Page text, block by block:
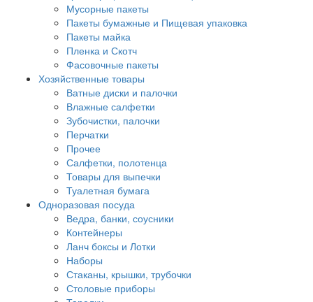
Мусорные пакеты
Пакеты бумажные и Пищевая упаковка
Пакеты майка
Пленка и Скотч
Фасовочные пакеты
Хозяйственные товары
Ватные диски и палочки
Влажные салфетки
Зубочистки, палочки
Перчатки
Прочее
Салфетки, полотенца
Товары для выпечки
Туалетная бумага
Одноразовая посуда
Ведра, банки, соусники
Контейнеры
Ланч боксы и Лотки
Наборы
Стаканы, крышки, трубочки
Столовые приборы